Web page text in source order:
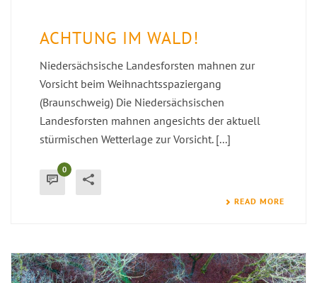
ACHTUNG IM WALD!
Niedersächsische Landesforsten mahnen zur
Vorsicht beim Weihnachtsspaziergang
(Braunschweig) Die Niedersächsischen
Landesforsten mahnen angesichts der aktuell
stürmischen Wetterlage zur Vorsicht. [...]
0
READ MORE